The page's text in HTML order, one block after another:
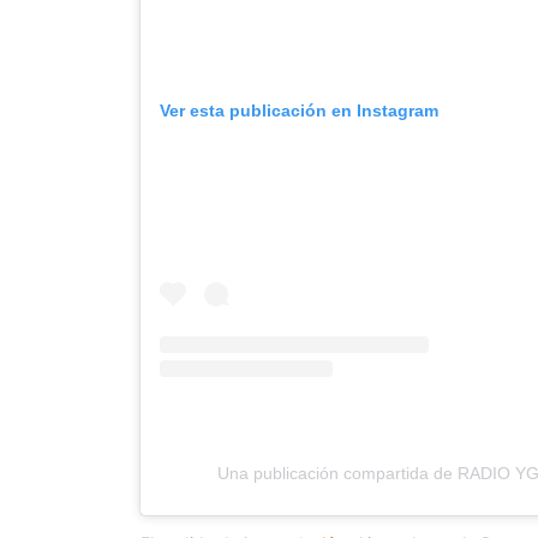
Ver esta publicación en Instagram
Una publicación compartida de RADIO